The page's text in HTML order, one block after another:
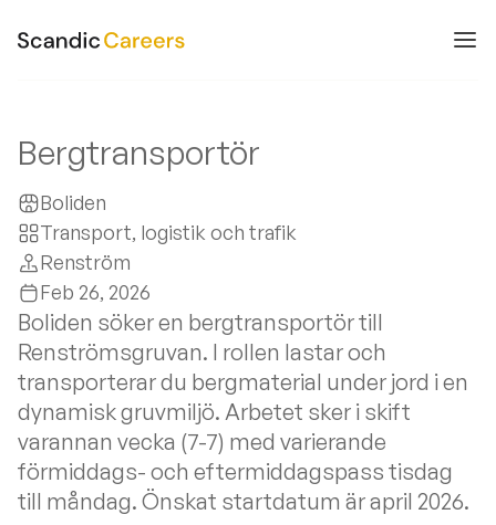
Bergtransportör
Boliden
Transport, logistik och trafik
Renström
Feb 26, 2026
Boliden söker en bergtransportör till
Renströmsgruvan. I rollen lastar och
transporterar du bergmaterial under jord i en
dynamisk gruvmiljö. Arbetet sker i skift
varannan vecka (7-7) med varierande
förmiddags- och eftermiddagspass tisdag
till måndag. Önskat startdatum är april 2026.